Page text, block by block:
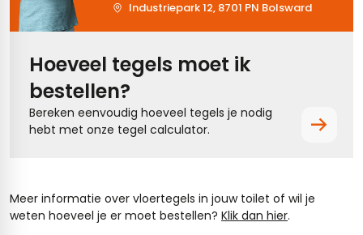
Industriepark 12, 8701 PN Bolsward
Hoeveel tegels moet ik
bestellen?
Bereken eenvoudig hoeveel tegels je nodig
hebt met onze tegel calculator.
Meer informatie over vloertegels in jouw toilet of wil je
weten hoeveel je er moet bestellen? Klik dan hier.